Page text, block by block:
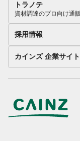
トラノテ
資材調達のプロ向け通
採用情報
カインズ 企業サイト